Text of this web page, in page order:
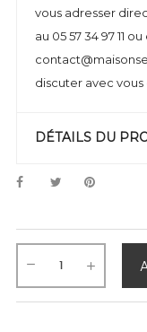
vous adresser
au 05 57 34 97 11
discuter avec vous
DÉTAILS DU